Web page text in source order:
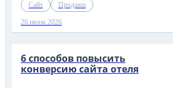
Сайт Продажи
26 июня 2026
6 способов повысить
конверсию сайта отеля